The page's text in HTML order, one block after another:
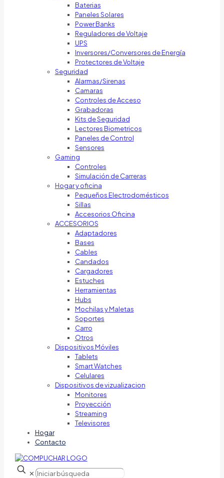
Baterias
Paneles Solares
Power Banks
Reguladores de Voltaje
UPS
Inversores/Conversores de Energía
Protectores de Voltaje
Seguridad
Alarmas/Sirenas
Camaras
Controles de Acceso
Grabadoras
Kits de Seguridad
Lectores Biometricos
Paneles de Control
Sensores
Gaming
Controles
Simulación de Carreras
Hogar y oficina
Pequeños Electrodomésticos
Sillas
Accesorios Oficina
ACCESORIOS
Adaptadores
Bases
Cables
Candados
Cargadores
Estuches
Herramientas
Hubs
Mochilas y Maletas
Soportes
Carro
Otros
Dispositivos Móviles
Tablets
Smart Watches
Celulares
Dispositivos de vizualizacion
Monitores
Proyección
Streaming
Televisores
Hogar
Contacto
✕